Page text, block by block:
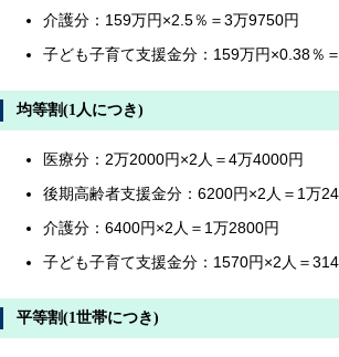
介護分：159万円×2.5％＝3万9750円
子ども子育て支援金分：159万円×0.38％
均等割(1人につき)
医療分：2万2000円×2人＝4万4000円
後期高齢者支援金分：6200円×2人＝1万
介護分：6400円×2人＝1万2800円
子ども子育て支援金分：1570円×2人＝
平等割(1世帯につき)